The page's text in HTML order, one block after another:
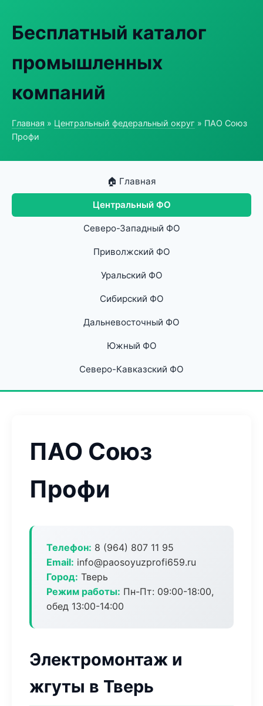
Бесплатный каталог
промышленных
компаний
Главная » Центральный федеральный округ » ПАО Союз
Профи
🏠 Главная
Центральный ФО
Северо-Западный ФО
Приволжский ФО
Уральский ФО
Сибирский ФО
Дальневосточный ФО
Южный ФО
Северо-Кавказский ФО
ПАО Союз
Профи
Телефон: 8 (964) 807 11 95
Email: info@paosoyuzprofi659.ru
Город: Тверь
Режим работы: Пн-Пт: 09:00-18:00,
обед 13:00-14:00
Электромонтаж и
жгуты в Тверь